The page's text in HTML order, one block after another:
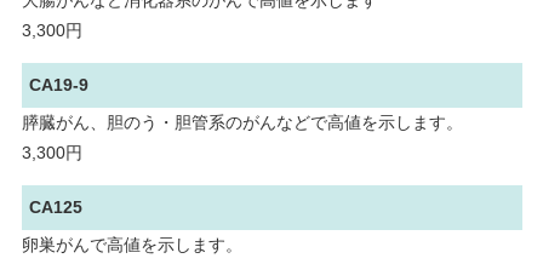
3,300円
CA19-9
膵臓がん、胆のう・胆管系のがんなどで高値を示します。
3,300円
CA125
卵巣がんで高値を示します。